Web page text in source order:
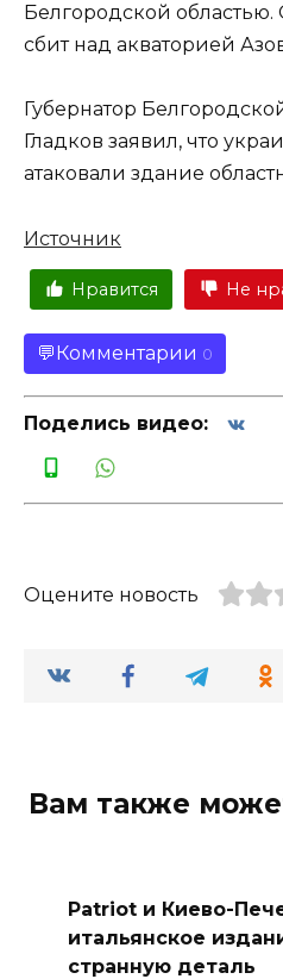
Белгородской
сбит над акваторией
Губернатор
Гладков заявил, что
атаковали здание
Источник
Нравится Не
Комментарии 0
Поделись видео:
Оцените новость
Вам также
Patriot и Киево-
итальянское
странную деталь